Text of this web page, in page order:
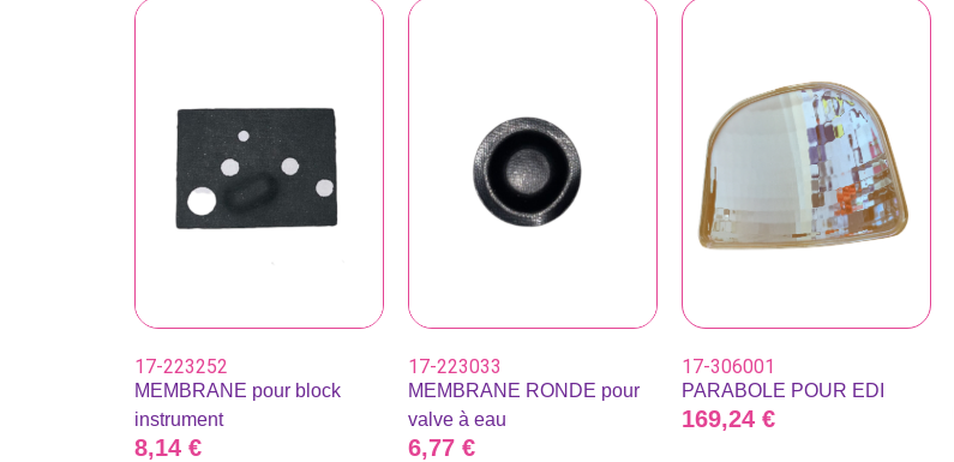
17-223252
MEMBRANE pour block
instrument
8,14 €
17-223033
MEMBRANE RONDE pour
valve à eau
6,77 €
17-306001
PARABOLE POUR EDI
169,24 €